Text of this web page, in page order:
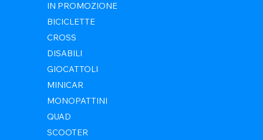
IN PROMOZIONE
BICICLETTE
CROSS
DISABILI
GIOCATTOLI
MINICAR
MONOPATTINI
QUAD
SCOOTER